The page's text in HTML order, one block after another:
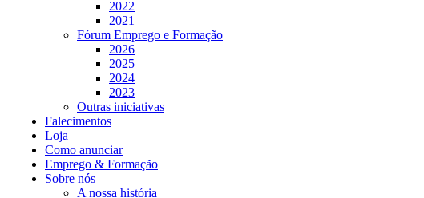
2022
2021
Fórum Emprego e Formação
2026
2025
2024
2023
Outras iniciativas
Falecimentos
Loja
Como anunciar
Emprego & Formação
Sobre nós
A nossa história